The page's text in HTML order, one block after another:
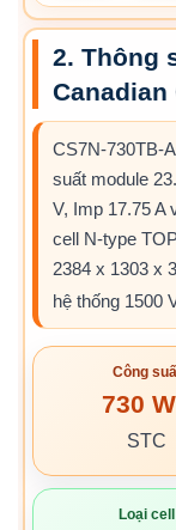
2. Thông
Canadian
CS7N-730TB-
suất module
V, Imp 17.75 A
cell N-type
2384 x 1303 x
hệ thống 1500
Công
730
STC
Loại cell